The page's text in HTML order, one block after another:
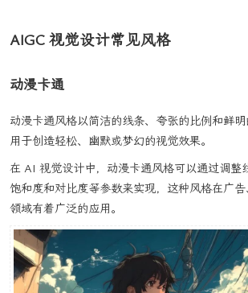
动漫卡通风格以简洁的线条、夸张的比例和鲜明
用于创造轻松、幽默或梦幻的视觉效果。
在 AI 视觉设计中，动漫卡通风格可以通过调整
饱和度和对比度等参数来实现，这种风格在广告
领域有着广泛的应用。